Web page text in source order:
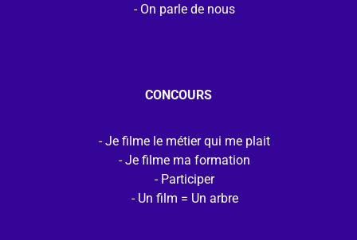
On parle de nous
CONCOURS
Je filme le métier qui me plait
Je filme ma formation
Participer
Un film = Un arbre